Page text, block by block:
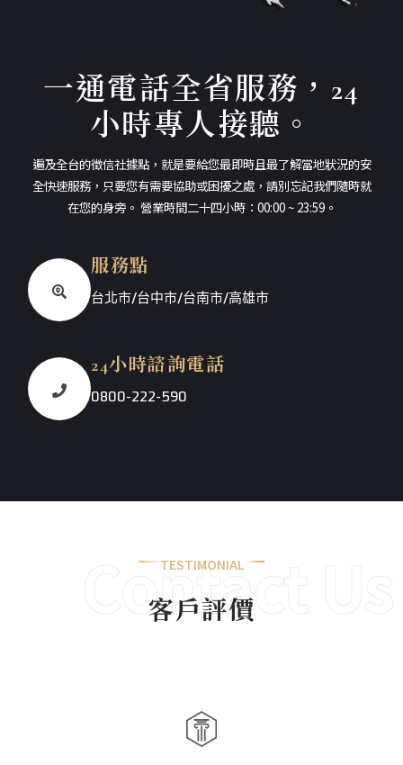
一通電話全省服務，24
小時專人接聽。
遍及全台的徵信社據點，就是要給您最即時且最了解當地狀況的安
全快速服務，只要您有需要協助或困擾之處，請別忘記我們隨時就
在您的身旁。 營業時間二十四小時：00:00 ~ 23:59。
服務點
台北市/台中市/台南市/高雄市
24小時諮詢電話
0800-222-590
Contact Us
TESTIMONIAL
客戶評價